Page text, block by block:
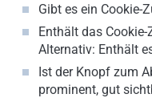
Gibt es ein Cookie-
Enthält das
Alternativ: Enthält
Ist der Knopf zum
prominent, gut